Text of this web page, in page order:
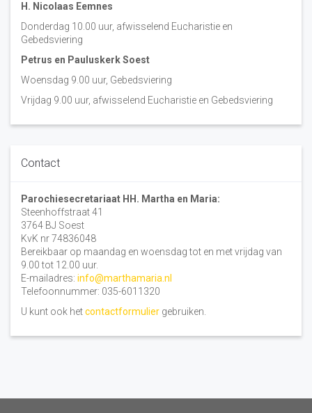
H. Nicolaas Eemnes
Donderdag 10.00 uur, afwisselend Eucharistie en
Gebedsviering
Petrus en Pauluskerk Soest
Woensdag 9.00 uur, Gebedsviering
Vrijdag 9.00 uur, afwisselend Eucharistie en Gebedsviering
Contact
Parochiesecretariaat HH. Martha en Maria:
Steenhoffstraat 41
3764 BJ Soest
KvK nr 74836048
Bereikbaar op maandag en woensdag tot en met vrijdag van
9.00 tot 12.00 uur.
E-mailadres: info@marthamaria.nl
Telefoonnummer: 035-6011320
U kunt ook hetcontactformulier gebruiken.